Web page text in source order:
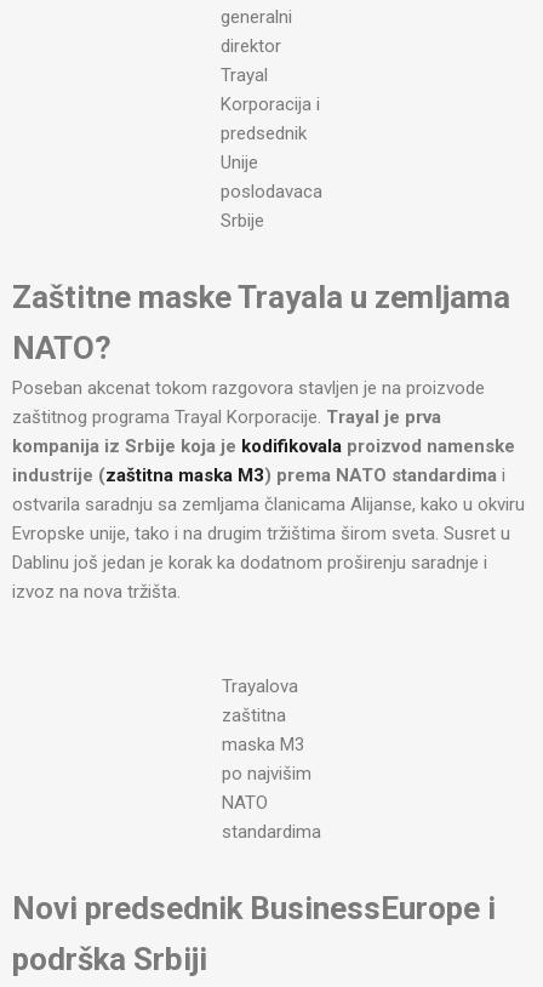
generalni
direktor
Trayal
Korporacija i
predsednik
Unije
poslodavaca
Srbije
Zaštitne maske Trayala u zemljama
NATO?
Poseban akcenat tokom razgovora stavljen je na proizvode
zaštitnog programa Trayal Korporacije. Trayal je prva
kompanija iz Srbije koja je kodifikovala proizvod namenske
industrije (zaštitna maska M3) prema NATO standardima i
ostvarila saradnju sa zemljama članicama Alijanse, kako u okviru
Evropske unije, tako i na drugim tržištima širom sveta. Susret u
Dablinu još jedan je korak ka dodatnom proširenju saradnje i
izvoz na nova tržišta.
Trayalova
zaštitna
maska M3
po najvišim
NATO
standardima
Novi predsednik BusinessEurope i
podrška Srbiji